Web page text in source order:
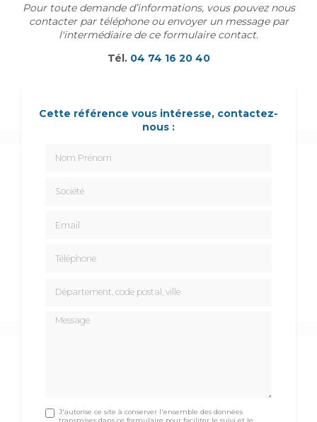
Pour toute demande d’informations, vous pouvez nous
contacter par téléphone ou envoyer un message par
l'intermédiaire de ce formulaire contact.
Tél. 04 74 16 20 40
Cette référence vous intéresse, contactez-
nous :
Message
J'autorise ce site à conserver l'ensemble des données
transmises dans ce formulaire pour faciliter le suivi et le